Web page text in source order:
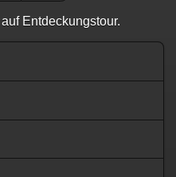
Entdeckungstour.